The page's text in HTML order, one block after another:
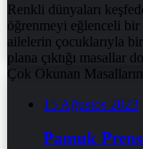
Renkli dünyaları
öğrenmeyi eğlenceli bir
ailelerin çocuklarıyla
plana çıktığı masallar
Çok Okunan
15 Ağustos 2023
Pamuk